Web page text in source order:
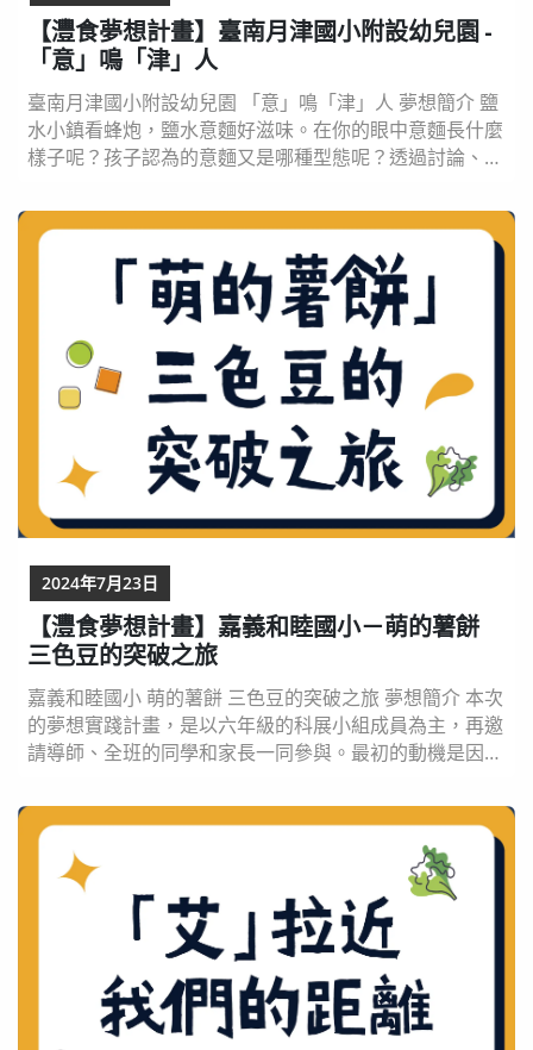
【灃食夢想計畫】臺南月津國小附設幼兒園 -
「意」鳴「津」人
臺南月津國小附設幼兒園 「意」鳴「津」人 夢想簡介 鹽
水小鎮看蜂炮，鹽水意麵好滋味。在你的眼中意麵長什麼
樣子呢？孩子認為的意麵又是哪種型態呢？透過討論、遊
麵條、曬意麵的實驗歷程，學習體驗做麵的樂趣與辛勞，
覺察在地意麵與文化連結，以行動感謝為在地意麵付出的
人，跟我們來場意麵實驗之旅，探索意麵的面面觀，玩出
新花樣！ 飲食夢想實踐紀錄影片 2月實踐紀錄 ...
【灃食夢想計畫】嘉義和睦國小－萌的薯餅
三色豆的突破之旅
嘉義和睦國小 萌的薯餅 三色豆的突破之旅 夢想簡介 本次
的夢想實踐計畫，是以六年級的科展小組成員為主，再邀
請導師、全班的同學和家長一同參與。最初的動機是因為
是比較多，在惜物愛物的想法之下，我們想要改變學校午
餐這個問題。經過初步的資料蒐集及問卷調查，我們發現
全校學生最不喜歡的菜色是「三色豆」。在小組成員討論
後，決定將三色豆進行改良 ，最後用創意的五色...
2024年7月23日